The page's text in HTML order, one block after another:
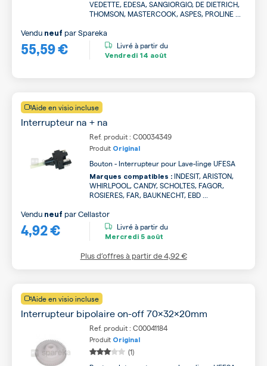
VEDETTE, EDESA, SANGIORGIO, DE DIETRICH,
THOMSON, MASTERCOOK, ASPES, PROLINE ...
55,59 €
Vendu neuf parSpareka
Livré à partir du
Vendredi 14 août
Aide en visio incluse
Interrupteur na + na
Ref. produit : C00034349
Produit Original
Bouton - Interrupteur pour Lave-linge UFESA
Marques compatibles : INDESIT, ARISTON,
WHIRLPOOL, CANDY, SCHOLTES, FAGOR,
ROSIERES, FAR, BAUKNECHT, EBD ...
4,92 €
Vendu neuf parCellastor
Livré à partir du
Mercredi 5 août
Plus d’offres à partir de4,92 €
Aide en visio incluse
Interrupteur bipolaire on-off 70x32x20mm
Ref. produit : C00041184
Produit Original
(1)